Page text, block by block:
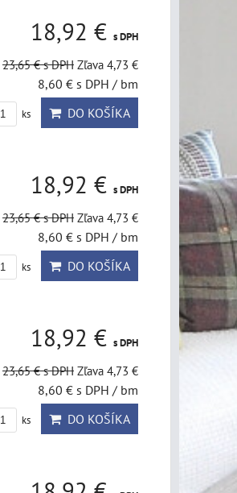
18,92 € s DPH
23,65 €s DPH Zľava 4,73 €
8,60 € s DPH / bm
ks DO KOŠÍKA
18,92 € s DPH
23,65 €s DPH Zľava 4,73 €
8,60 € s DPH / bm
ks DO KOŠÍKA
18,92 € s DPH
23,65 €s DPH Zľava 4,73 €
8,60 € s DPH / bm
ks DO KOŠÍKA